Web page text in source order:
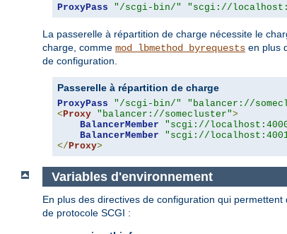
ProxyPass "/scgi-bin/" "scgi://
La passerelle à répartition de charge nécessite le
charge, comme mod_lbmethod_byrequests en plus
de configuration.
Passerelle à répartition de charge
ProxyPass "/scgi-bin/"
"balancer://
< Proxy "balancer://somecluster">
BalancerMember
"scgi://
BalancerMember
"scgi://
</ Proxy>
Variables d'environnement
En plus des directives de configuration qui
de protocole SCGI :